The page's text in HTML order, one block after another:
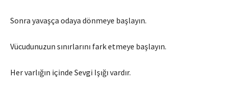
Sonra yavaşça odaya dönmeye başlayın.
Vücudunuzun sınırlarını fark etmeye başlayın.
Her varlığın içinde Sevgi Işığı vardır.